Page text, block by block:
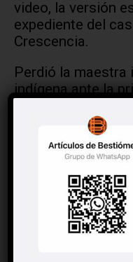
video, la versión
expediente del
Crescencia.
Perdió la maestra
indígena ante la
Manuela y
frondoso que
Obrador, nacido
España; llegado
casado con
de asturianos. De
Manuela, tía de